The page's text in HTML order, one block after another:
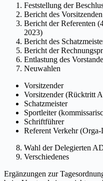
Feststellung der
Bericht des
Bericht der Referenten
2023)
Bericht des
Bericht der
Entlastung des
Neuwahlen
Vorsitzender
Vorsitzender (Rücktritt
Schatzmeister
Sportleiter
Schriftführer
Referent Verkehr
Wahl der Delegierten
Verschiedenes
Ergänzungen zur